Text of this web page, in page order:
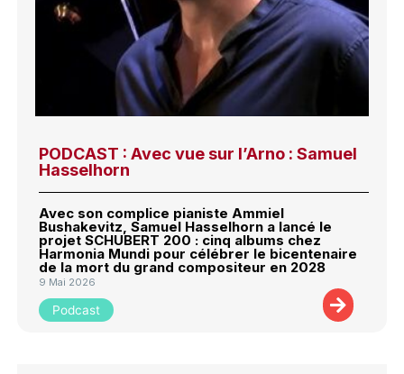
PODCAST : Avec vue sur l’Arno : Samuel
Hasselhorn
Avec son complice pianiste Ammiel
Bushakevitz, Samuel Hasselhorn a lancé le
projet SCHUBERT 200 : cinq albums chez
Harmonia Mundi pour célébrer le bicentenaire
de la mort du grand compositeur en 2028
9 Mai 2026
Podcast